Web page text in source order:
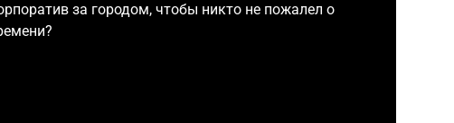
за городом, чтобы никто не пожалел о